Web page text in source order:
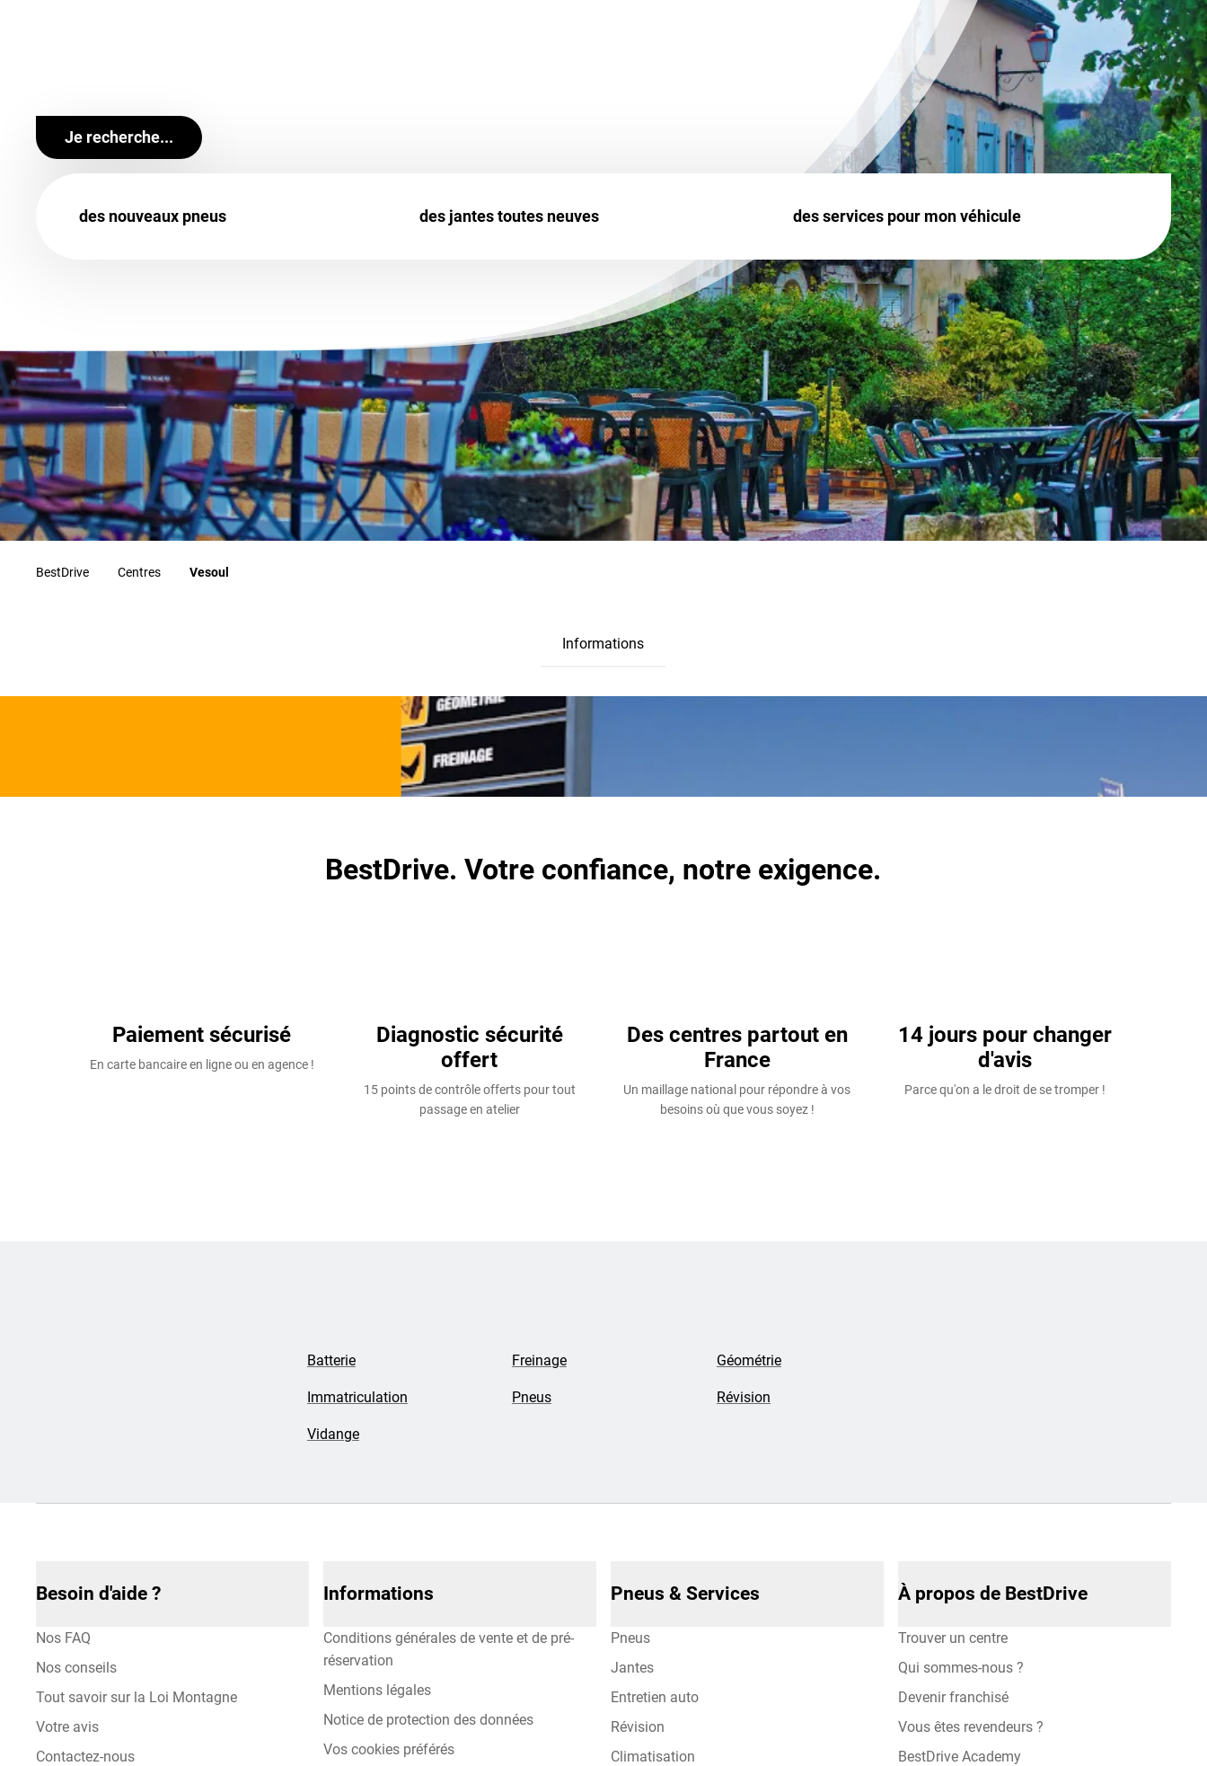
Je recherche...
des nouveaux pneus des jantes toutes neuves des services pour mon véhicule
BestDrive Centres Vesoul
Informations
BestDrive. Votre confiance, notre exigence.
Paiement sécurisé
En carte bancaire en ligne ou en agence !
Diagnostic sécurité
offert
15 points de contrôle offerts pour tout
passage en atelier
Des centres partout en
France
Un maillage national pour répondre à vos
besoins où que vous soyez !
14 jours pour changer
d'avis
Parce qu'on a le droit de se tromper !
Batterie Freinage Géométrie
Immatriculation Pneus Révision
Vidange
Besoin d'aide ?
Nos FAQ
Nos conseils
Tout savoir sur la Loi Montagne
Votre avis
Contactez-nous
Informations
Conditions générales de vente et de pré-
réservation
Mentions légales
Notice de protection des données
Vos cookies préférés
Pneus & Services
Pneus
Jantes
Entretien auto
Révision
Climatisation
À propos de BestDrive
Trouver un centre
Qui sommes-nous ?
Devenir franchisé
Vous êtes revendeurs ?
BestDrive Academy